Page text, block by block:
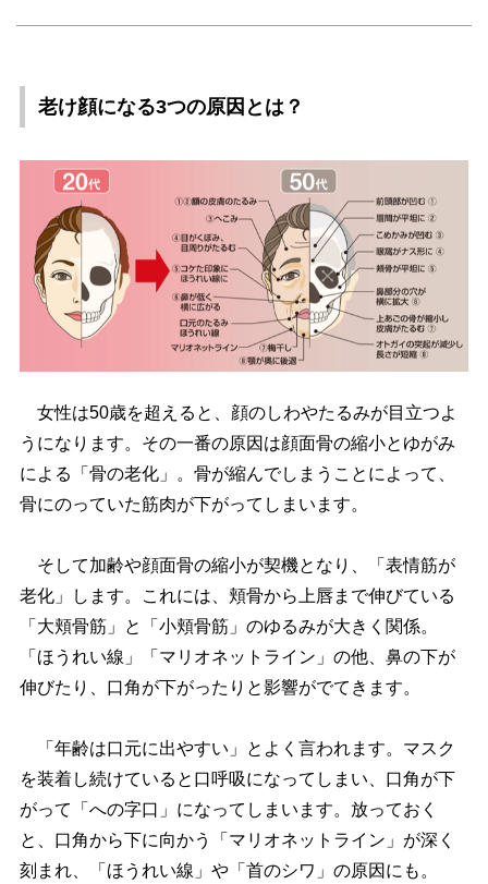
老け顔になる3つの原因とは？
女性は50歳を超えると、顔のしわやたるみが目立つよ
うになります。その一番の原因は顔面骨の縮小とゆがみ
による「骨の老化」。骨が縮んでしまうことによって、
骨にのっていた筋肉が下がってしまいます。
そして加齢や顔面骨の縮小が契機となり、「表情筋が
老化」します。これには、頬骨から上唇まで伸びている
「大頬骨筋」と「小頬骨筋」のゆるみが大きく関係。
「ほうれい線」「マリオネットライン」の他、鼻の下が
伸びたり、口角が下がったりと影響がでてきます。
「年齢は口元に出やすい」とよく言われます。マスク
を装着し続けていると口呼吸になってしまい、口角が下
がって「への字口」になってしまいます。放っておく
と、口角から下に向かう「マリオネットライン」が深く
刻まれ、「ほうれい線」や「首のシワ」の原因にも。